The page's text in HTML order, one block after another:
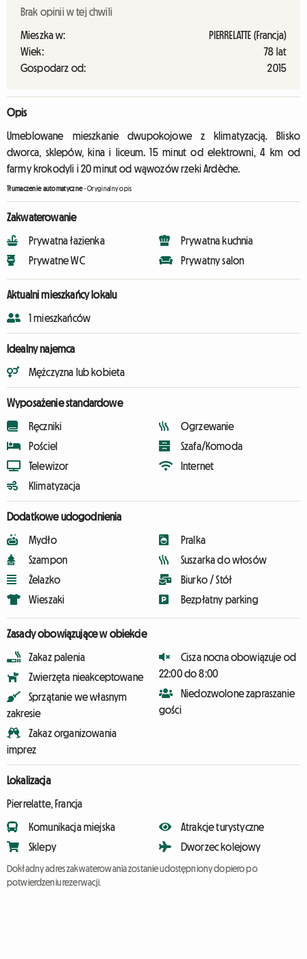
Brak opinii w tej chwili
Mieszka w:
PIERRELATTE (Francja)
Wiek:
78 lat
Gospodarz od:
2015
Opis
Umeblowane mieszkanie dwupokojowe z klimatyzacją. Blisko
dworca, sklepów, kina i liceum. 15 minut od elektrowni, 4 km od
farmy krokodyli i 20 minut od wąwozów rzeki Ardèche.
Tłumaczenie automatyczne-Oryginalny opis
Zakwaterowanie
Prywatna łazienka
Prywatne WC
Prywatna kuchnia
Prywatny salon
Aktualni mieszkańcy lokalu
1 mieszkańców
Idealny najemca
Mężczyzna lub kobieta
Wyposażenie standardowe
Ręczniki
Pościel
Telewizor
Klimatyzacja
Ogrzewanie
Szafa/Komoda
Internet
Dodatkowe udogodnienia
Mydło
Szampon
Żelazko
Wieszaki
Pralka
Suszarka do włosów
Biurko / Stół
Bezpłatny parking
Zasady obowiązujące w obiekcie
Zakaz palenia
Zwierzęta nieakceptowane
Sprzątanie we własnym
zakresie
Zakaz organizowania
imprez
Cisza nocna obowiązuje od
22:00 do 8:00
Niedozwolone zapraszanie
gości
Lokalizacja
Pierrelatte, Francja
Komunikacja miejska
Sklepy
Atrakcje turystyczne
Dworzec kolejowy
Dokładny adres zakwaterowania zostanie udostępniony dopiero po
potwierdzeniu rezerwacji.